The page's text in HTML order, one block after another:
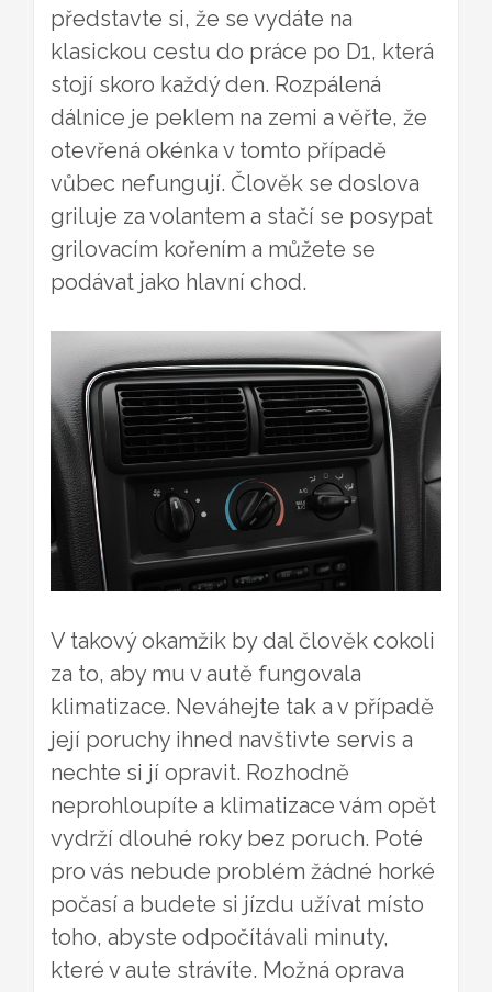
představte si, že se vydáte na
klasickou cestu do práce po D1, která
stojí skoro každý den. Rozpálená
dálnice je peklem na zemi a věřte, že
otevřená okénka v tomto případě
vůbec nefungují. Člověk se doslova
griluje za volantem a stačí se posypat
grilovacím kořením a můžete se
podávat jako hlavní chod.
V takový okamžik by dal člověk cokoli
za to, aby mu v autě fungovala
klimatizace. Neváhejte tak a v případě
její poruchy ihned navštivte servis a
nechte si jí opravit. Rozhodně
neprohloupíte a klimatizace vám opět
vydrží dlouhé roky bez poruch. Poté
pro vás nebude problém žádné horké
počasí a budete si jízdu užívat místo
toho, abyste odpočítávali minuty,
které v aute strávíte. Možná oprava